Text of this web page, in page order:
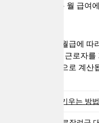
을 수 있고, 보통 월 급여
2021 최저임금 월급에
니다. 주 40시간 근로자
시간 X 8,720원으로 계산
경제력 키우는 방